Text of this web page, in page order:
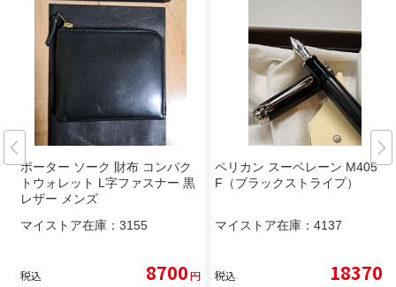
ポーター ソーク 財布 コンパク
トウォレット L字ファスナー 黒
レザー メンズ
マイストア在庫： 3155
税込 8700円
ペリカン スーベレーン M405 E
F（ブラックストライプ）
マイストア在庫： 4137
税込 18370